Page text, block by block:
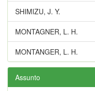
SHIMIZU, J. Y.
MONTAGNER, L. H.
MONTANGER, L. H.
Assunto